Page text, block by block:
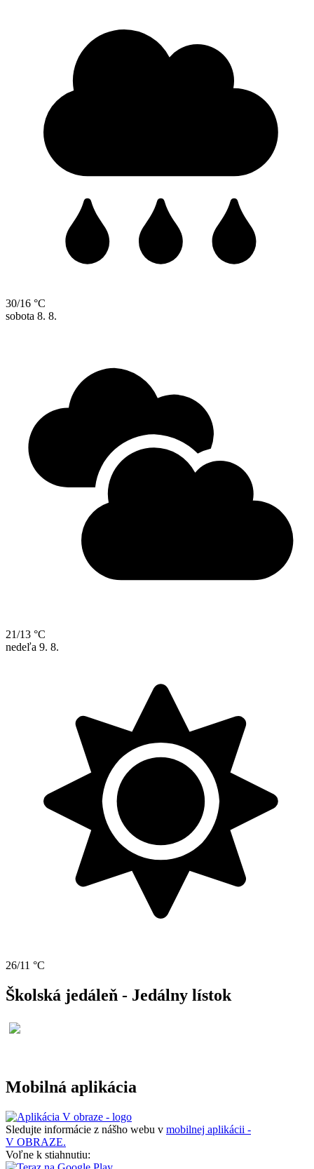
30/16 °C
sobota 8. 8.
21/13 °C
nedeľa 9. 8.
26/11 °C
Školská jedáleň - Jedálny lístok
Mobilná aplikácia
Sledujte informácie z nášho webu v mobilnej aplikácii -
V OBRAZE.
Voľne k stiahnutiu: